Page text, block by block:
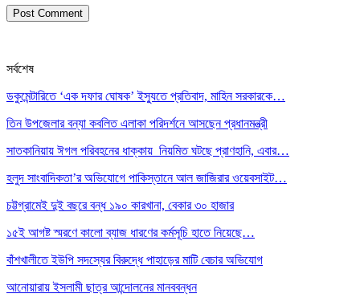
সর্বশেষ
ডকুমেন্টারিতে ‘এক দফার ঘোষক’ ইস্যুতে প্রতিবাদ, মাহিন সরকারকে…
তিন উপজেলার বন্যা কবলিত এলাকা পরিদর্শনে আসছেন প্রধানমন্ত্রী
সাতকানিয়ায় ঈগল পরিবহনের ধাক্কায় নিয়মিত ঘটছে প্রাণহানি, এবার…
হলুদ সাংবাদিকতা’র অভিযোগে পাকিস্তানে আল জাজিরার ওয়েবসাইট…
চট্টগ্রামেই দুই বছরে বন্ধ ১৯০ কারখানা, বেকার ৩০ হাজার
১৫ই আগষ্ট স্মরণে কালো ব্যাজ ধারণের কর্মসূচি হাতে নিয়েছে…
বাঁশখালীতে ইউপি সদস্যের বিরুদ্ধে পাহাড়ের মাটি বেচার অভিযোগ
আনোয়ারায় ইসলামী ছাত্র আন্দোলনের মানববন্ধন